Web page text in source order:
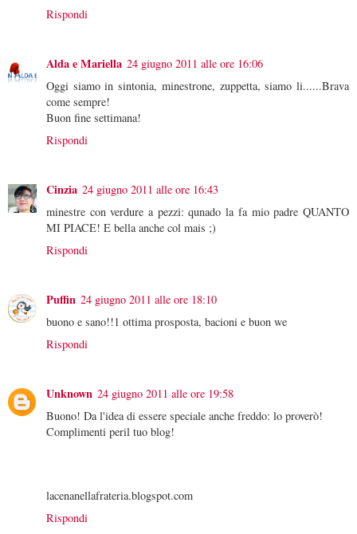
Rispondi
Alda e Mariella 24 giugno 2011 alle ore 16:06
Oggi siamo in sintonia, minestrone, zuppetta, siamo li......Brava
come sempre!
Buon fine settimana!
Rispondi
Cinzia 24 giugno 2011 alle ore 16:43
minestre con verdure a pezzi: qunado la fa mio padre QUANTO
MI PIACE! E bella anche col mais ;)
Rispondi
Puffin 24 giugno 2011 alle ore 18:10
buono e sano!!1 ottima prosposta, bacioni e buon we
Rispondi
Unknown 24 giugno 2011 alle ore 19:58
Buono! Da l'idea di essere speciale anche freddo: lo proverò!
Complimenti peril tuo blog!
lacenanellafrateria.blogspot.com
Rispondi